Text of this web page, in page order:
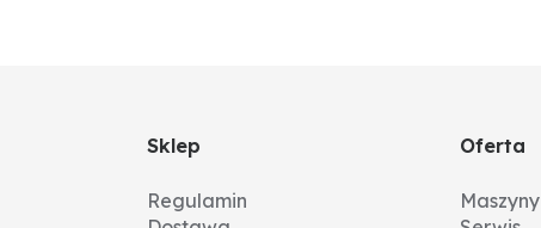
Sklep
Regulamin
Oferta
Maszyny